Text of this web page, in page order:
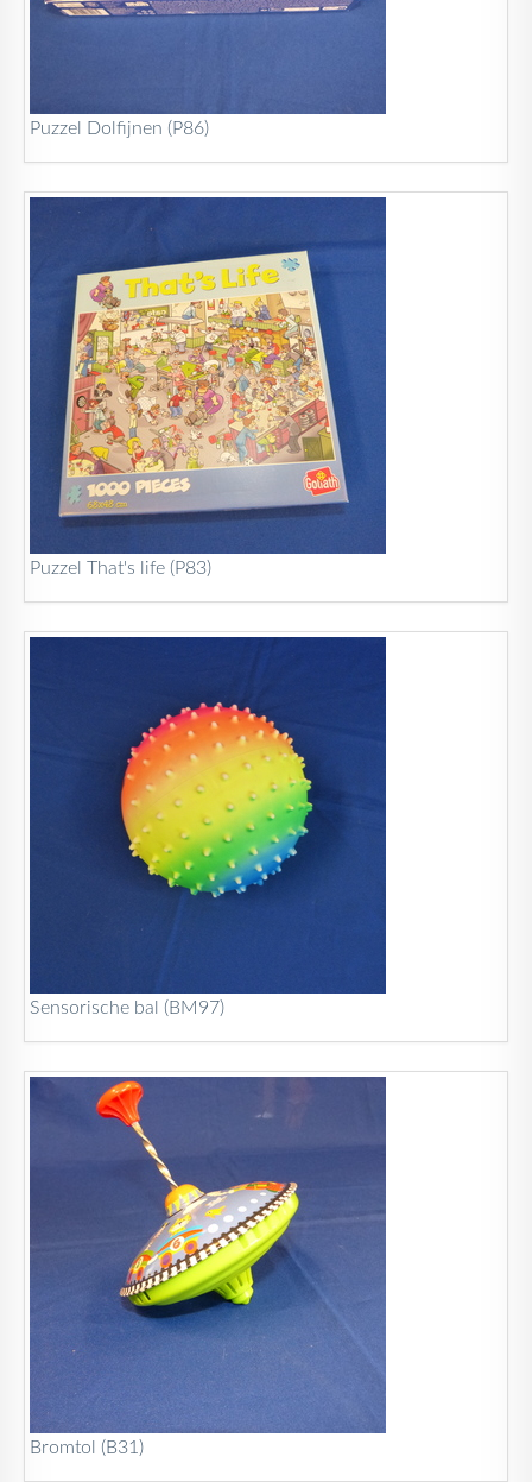
Puzzel Dolfijnen (P86)
Puzzel That's life (P83)
Sensorische bal (BM97)
Bromtol (B31)